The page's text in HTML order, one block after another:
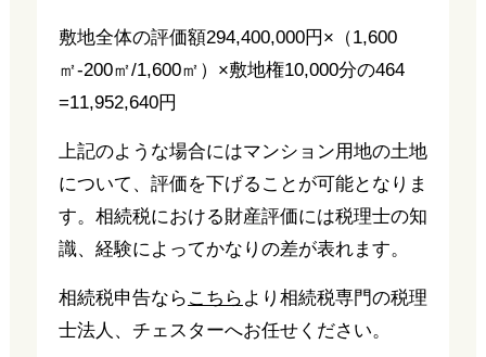
敷地全体の評価額294,400,000円×（1,600
㎡-200㎡/1,600㎡）×敷地権10,000分の464
=11,952,640円
上記のような場合にはマンション用地の土地
について、評価を下げることが可能となりま
す。相続税における財産評価には税理士の知
識、経験によってかなりの差が表れます。
相続税申告なら こちら より相続税専門の税理
士法人、チェスターへお任せください。